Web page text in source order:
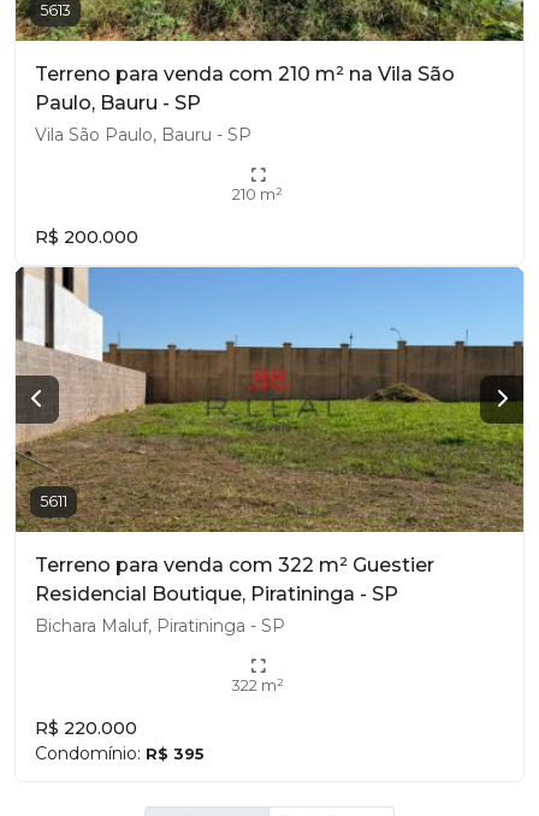
5613
Terreno para venda com 210 m² na Vila São
Paulo, Bauru - SP
Vila São Paulo, Bauru - SP
210 m²
R$ 200.000
5611
Terreno para venda com 322 m² Guestier
Residencial Boutique, Piratininga - SP
Bichara Maluf, Piratininga - SP
322 m²
R$ 220.000
Condomínio: R$ 395